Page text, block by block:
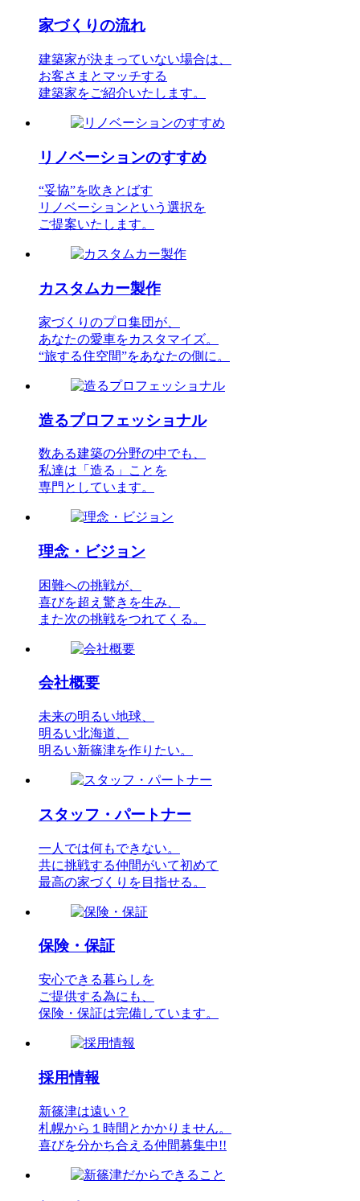
家づくりの流れ
建築家が決まっていない場合は、
お客さまとマッチする
建築家をご紹介いたします。
リノベーションのすすめ
“妥協”を吹きとばす
リノベーションという選択を
ご提案いたします。
カスタムカー製作
家づくりのプロ集団が、
あなたの愛車をカスタマイズ。
“旅する住空間”をあなたの側に。
造るプロフェッショナル
数ある建築の分野の中でも、
私達は「造る」ことを
専門としています。
理念・ビジョン
困難への挑戦が、
喜びを超え驚きを生み、
また次の挑戦をつれてくる。
会社概要
未来の明るい地球、
明るい北海道、
明るい新篠津を作りたい。
スタッフ・パートナー
一人では何もできない。
共に挑戦する仲間がいて初めて
最高の家づくりを目指せる。
保険・保証
安心できる暮らしを
ご提供する為にも、
保険・保証は完備しています。
採用情報
新篠津は遠い？
札幌から１時間とかかりません。
喜びを分かち合える仲間募集中!!